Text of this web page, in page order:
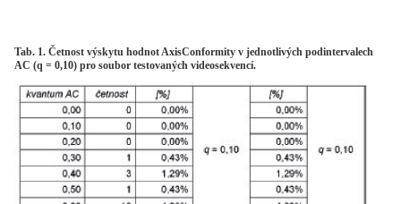
Tab. 1. Četnost výskytu hodnot AxisConformity v jednotlivých podintervalech
AC (q = 0,10) pro soubor testovaných videosekvencí.